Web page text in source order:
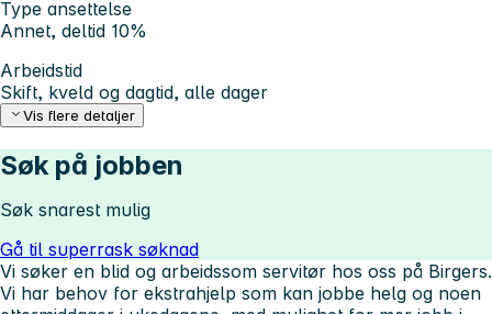
Type ansettelse
Annet, deltid 10%
Arbeidstid
Skift, kveld og dagtid, alle dager
Vis flere detaljer
Søk på jobben
Søk snarest mulig
Gå til superrask søknad
Vi søker en blid og arbeidssom servitør hos oss på Birgers.
Vi har behov for ekstrahjelp som kan jobbe helg og noen